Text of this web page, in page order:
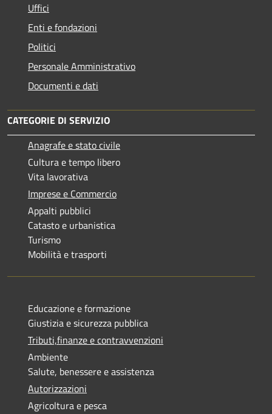
Uffici
Enti e fondazioni
Politici
Personale Amministrativo
Documenti e dati
CATEGORIE DI SERVIZIO
Anagrafe e stato civile
Cultura e tempo libero
Vita lavorativa
Imprese e Commercio
Appalti pubblici
Catasto e urbanistica
Turismo
Mobilità e trasporti
Educazione e formazione
Giustizia e sicurezza pubblica
Tributi,finanze e contravvenzioni
Ambiente
Salute, benessere e assistenza
Autorizzazioni
Agricoltura e pesca